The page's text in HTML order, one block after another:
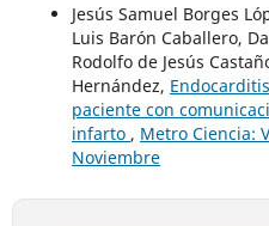
Jesús Samuel Borges
Luis Barón Caballero,
Rodolfo de Jesús
Hernández,
paciente con
infarto , Metro Ciencia:
Noviembre